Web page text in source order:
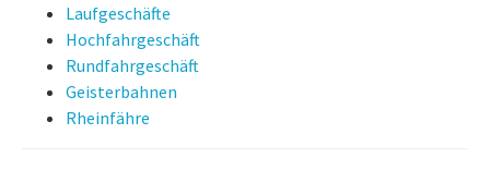
Laufgeschäfte
Hochfahrgeschäft
Rundfahrgeschäft
Geisterbahnen
Rheinfähre